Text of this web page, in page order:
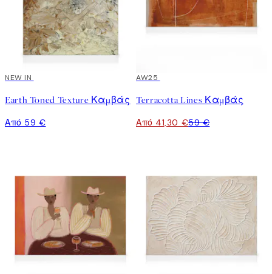
NEW IN
Earth Toned Texture Καμβάς
Από 59 €
30%*
AW25
Terracotta Lines Καμβάς
Από 41,30 €59 €